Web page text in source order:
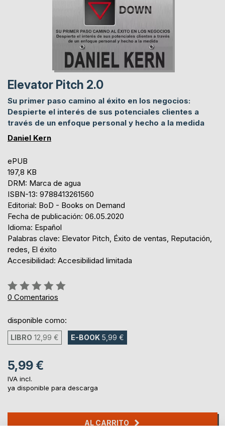
Elevator Pitch 2.0
Su primer paso camino al éxito en los negocios:
Despierte el interés de sus potenciales clientes a
través de un enfoque personal y hecho a la medida
Daniel Kern
ePUB
197,8 KB
DRM: Marca de agua
ISBN-13: 9788413261560
Editorial: BoD - Books on Demand
Fecha de publicación: 06.05.2020
Idioma: Español
Palabras clave: Elevator Pitch, Éxito de ventas, Reputación,
redes, El éxito
Accesibilidad: Accesibilidad limitada
Rating:
0%
0 Comentarios
disponible como:
LIBRO 12,99 € E-BOOK 5,99 €
5,99 €
IVA incl.
ya disponible para descarga
AL CARRITO